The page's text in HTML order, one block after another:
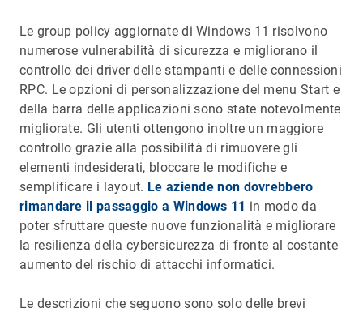
Le group policy aggiornate di Windows 11 risolvono
numerose vulnerabilità di sicurezza e migliorano il
controllo dei driver delle stampanti e delle connessioni
RPC. Le opzioni di personalizzazione del menu Start e
della barra delle applicazioni sono state notevolmente
migliorate. Gli utenti ottengono inoltre un maggiore
controllo grazie alla possibilità di rimuovere gli
elementi indesiderati, bloccare le modifiche e
semplificare i layout. Le aziende non dovrebbero
rimandare il passaggio a Windows 11 in modo da
poter sfruttare queste nuove funzionalità e migliorare
la resilienza della cybersicurezza di fronte al costante
aumento del rischio di attacchi informatici.
Le descrizioni che seguono sono solo delle brevi